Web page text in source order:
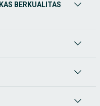
BERKUALITAS